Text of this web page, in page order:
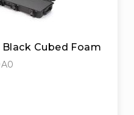
Black Cubed Foam